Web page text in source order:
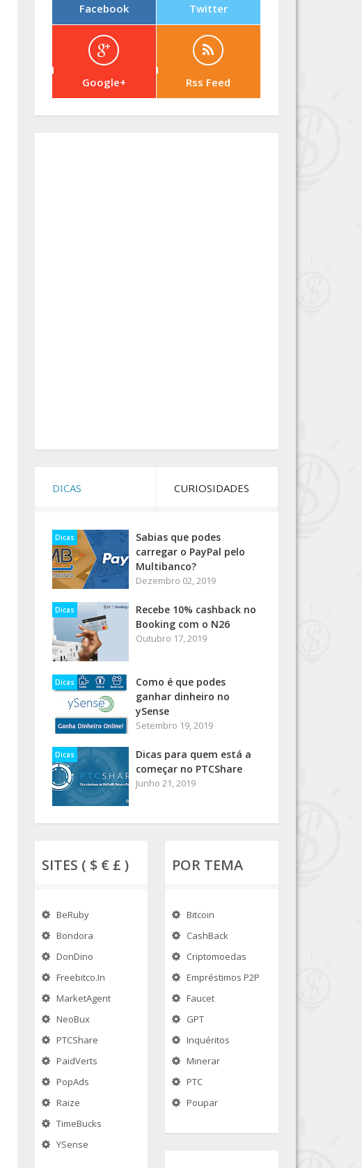
Facebook Twitter
Google+ Rss Feed
DICAS CURIOSIDADES
Dicas
Sabias que podes
carregar o PayPal pelo
Multibanco?
Dezembro 02, 2019
Dicas
Recebe 10% cashback no
Booking com o N26
Outubro 17, 2019
Dicas
Como é que podes
ganhar dinheiro no
ySense
Setembro 19, 2019
Dicas
Dicas para quem está a
começar no PTCShare
Junho 21, 2019
SITES ( $ € £ )
BeRuby
Bondora
DonDino
Freebitco.in
MarketAgent
NeoBux
PTCShare
PaidVerts
PopAds
Raize
TimeBucks
YSense
POR TEMA
Bitcoin
CashBack
Criptomoedas
Empréstimos P2P
Faucet
GPT
Inquéritos
Minerar
PTC
Poupar